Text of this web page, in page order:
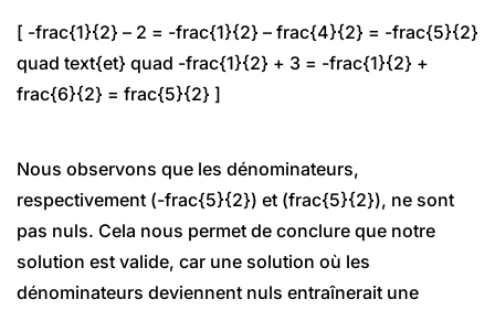
[ -frac{1}{2} – 2 = -frac{1}{2} – frac{4}{2} = -frac{5}{2}
quad text{et} quad -frac{1}{2} + 3 = -frac{1}{2} +
frac{6}{2} = frac{5}{2} ]
Nous observons que les dénominateurs,
respectivement (-frac{5}{2}) et (frac{5}{2}), ne sont
pas nuls. Cela nous permet de conclure que notre
solution est valide, car une solution où les
dénominateurs deviennent nuls entraînerait une